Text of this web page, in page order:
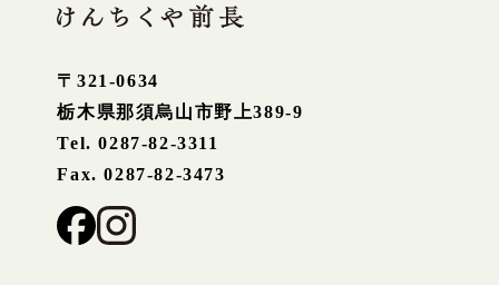
〒321-0634
栃木県那須烏山市野上389-9
Tel. 0287-82-3311
Fax. 0287-82-3473